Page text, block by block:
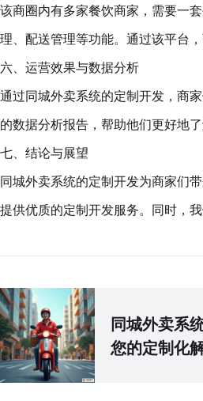
该商圈内有多家餐饮商家，需要一
理、配送管理等功能。通过该平台
六、运营效果与数据分析
通过同城外卖系统的定制开发，商
的数据分析报告，帮助他们更好地
七、结论与展望
同城外卖系统的定制开发为商家们
提供优质的定制开发服务。同时，
同城外卖系
您的定制化